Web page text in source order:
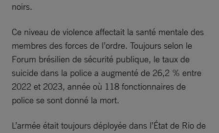
noirs.
Ce niveau de violence affectait la santé mentale des
membres des forces de l’ordre. Toujours selon le
Forum brésilien de sécurité publique, le taux de
suicide dans la police a augmenté de 26,2 % entre
2022 et 2023, année où 118 fonctionnaires de
police se sont donné la mort.
L’armée était toujours déployée dans l’État de Rio de